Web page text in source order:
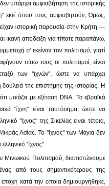
υπάρχει αμφισβήτηση της ιστορικής
εκεί όπου τους αμφισβητούν; Όμως,
ιστορική παρουσία στην Κρήτη —
ικανή απόδειξη για τίποτε παραπάνω.
σ' εκείνον τον πολιτισμό, γιατί
πίσω τους οι πολιτισμοί, είναι
των "ιχνών", ώστε να υπάρχει
της επιστήμης της ιστορίας. Η
μοιάζει με εξέταση DNA. Τα εβραϊκά
"ίχνη" είναι ταυτόσημα, ώστε να
"ίχνος" της Σικελίας είναι τέτοιο,
Ασίας. Το "ίχνος" των Μάγια δεν
ελληνικό "ίχνος".
Μινωικού Πολιτισμού, διαπιστώνουμε
από τους σημαντικότερους της
κατά την οποία δημιουργήθηκε,